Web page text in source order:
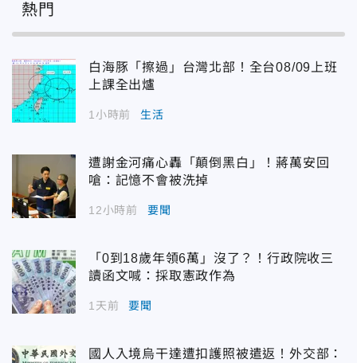
熱門
白海豚「擦過」台灣北部！全台08/09上班
上課全出爐
1小時前 生活
遭謝金河痛心轟「顛倒黑白」！蔣萬安回
嗆：記憶不會被洗掉
12小時前 要聞
「0到18歲年領6萬」沒了？！行政院收三
讀函文喊：採取憲政作為
1天前 要聞
國人入境烏干達遭扣護照被遣返！外交部：